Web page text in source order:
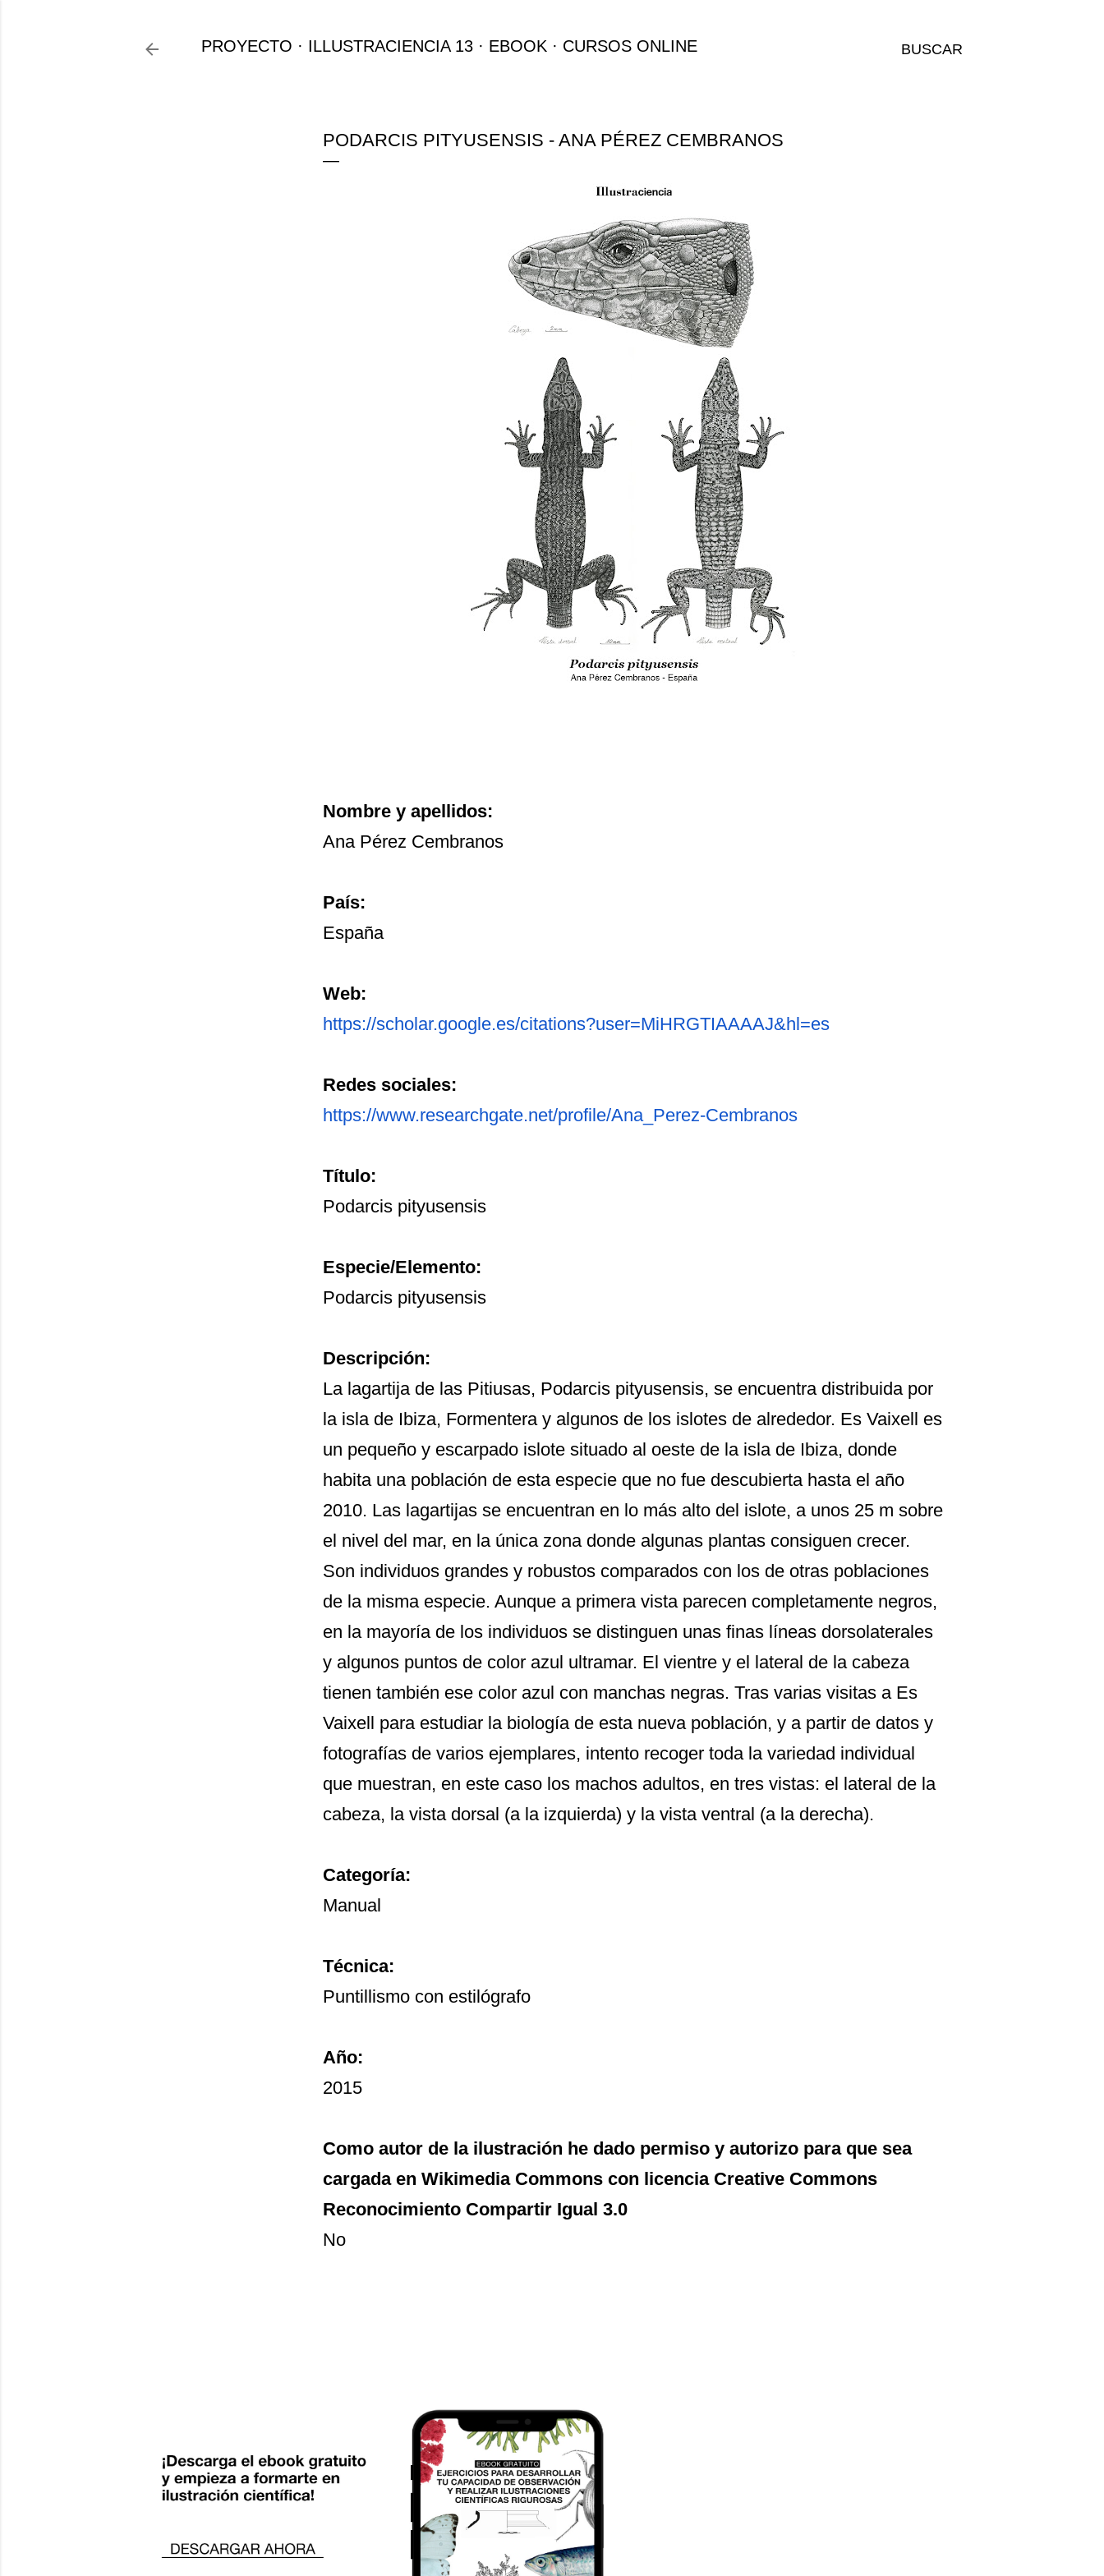
BUSCAR
PROYECTO ILLUSTRACIENCIA 13 EBOOK CURSOS ONLINE
PODARCIS PITYUSENSIS - ANA PÉREZ CEMBRANOS
Nombre y apellidos:
Ana Pérez Cembranos
País:
España
Web:
https://scholar.google.es/citations?user=MiHRGTIAAAAJ&hl=es
Redes sociales:
https://www.researchgate.net/profile/Ana_Perez-Cembranos
Título:
Podarcis pityusensis
Especie/Elemento:
Podarcis pityusensis
Descripción:
La lagartija de las Pitiusas, Podarcis pityusensis, se encuentra distribuida por
la isla de Ibiza, Formentera y algunos de los islotes de alrededor. Es Vaixell es
un pequeño y escarpado islote situado al oeste de la isla de Ibiza, donde
habita una población de esta especie que no fue descubierta hasta el año
2010. Las lagartijas se encuentran en lo más alto del islote, a unos 25 m sobre
el nivel del mar, en la única zona donde algunas plantas consiguen crecer.
Son individuos grandes y robustos comparados con los de otras poblaciones
de la misma especie. Aunque a primera vista parecen completamente negros,
en la mayoría de los individuos se distinguen unas finas líneas dorsolaterales
y algunos puntos de color azul ultramar. El vientre y el lateral de la cabeza
tienen también ese color azul con manchas negras. Tras varias visitas a Es
Vaixell para estudiar la biología de esta nueva población, y a partir de datos y
fotografías de varios ejemplares, intento recoger toda la variedad individual
que muestran, en este caso los machos adultos, en tres vistas: el lateral de la
cabeza, la vista dorsal (a la izquierda) y la vista ventral (a la derecha).
Categoría:
Manual
Técnica:
Puntillismo con estilógrafo
Año:
2015
Como autor de la ilustración he dado permiso y autorizo para que sea
cargada en Wikimedia Commons con licencia Creative Commons
Reconocimiento Compartir Igual 3.0
No